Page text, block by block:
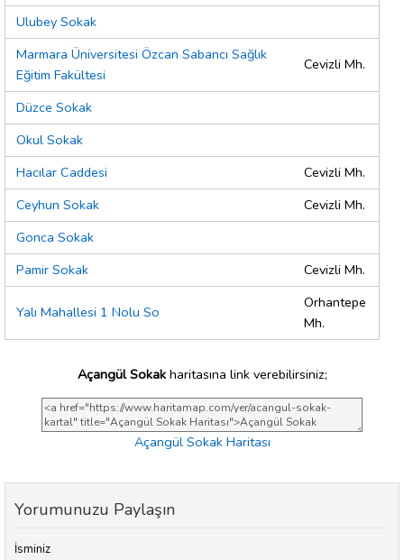
Ulubey Sokak
Marmara Üniversitesi Özcan Sabancı Sağlık
Eğitim Fakültesi
Cevizli Mh.
Düzce Sokak
Okul Sokak
Hacılar Caddesi
Cevizli Mh.
Ceyhun Sokak
Cevizli Mh.
Gonca Sokak
Pamir Sokak
Cevizli Mh.
Yalı Mahallesi 1 Nolu So
Orhantepe
Mh.
Açangül Sokakharitasına link verebilirsiniz;
Açangül Sokak Haritası
Yorumunuzu Paylaşın
İsminiz